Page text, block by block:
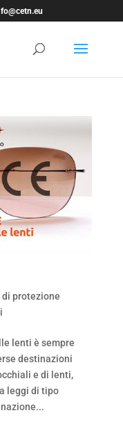
protezione
lenti è sempre
destinazioni
e di lenti,
leggi di tipo